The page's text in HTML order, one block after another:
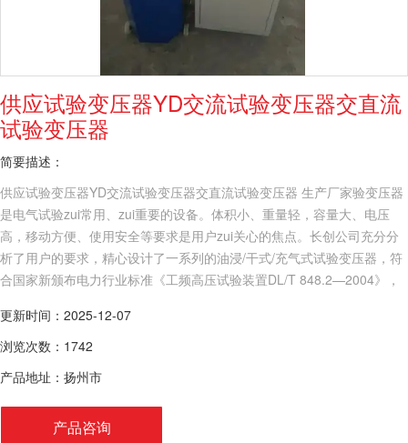
供应试验变压器YD交流试验变压器交直流
试验变压器
简要描述：
供应试验变压器YD交流试验变压器交直流试验变压器 生产厂家验变压器
是电气试验zui常用、zui重要的设备。体积小、重量轻，容量大、电压
高，移动方便、使用安全等要求是用户zui关心的焦点。长创公司充分分
析了用户的要求，精心设计了一系列的油浸/干式/充气式试验变压器，符
合国家新颁布电力行业标准《工频高压试验装置DL/T 848.2—2004》，
更新时间：2025-12-07
浏览次数：1742
产品地址：扬州市
产品咨询